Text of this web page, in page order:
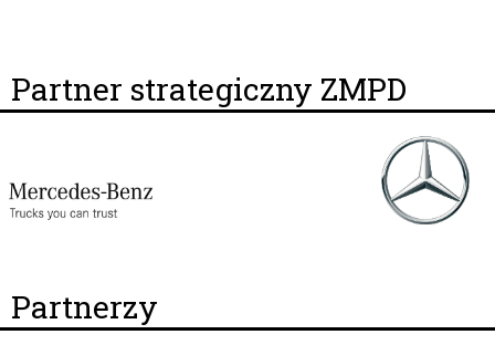
Partner strategiczny ZMPD
Partnerzy